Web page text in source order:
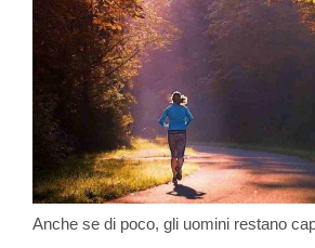
Anche se di poco, gli uomini restano